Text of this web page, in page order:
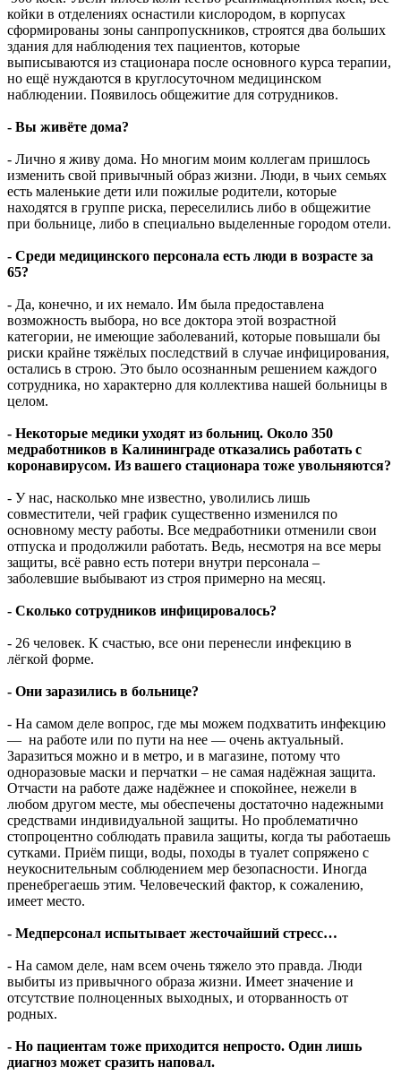
койки в отделениях оснастили кислородом, в корпусах
сформированы зоны санпропускников, строятся два больших
здания для наблюдения тех пациентов, которые
выписываются из стационара после основного курса терапии,
но ещё нуждаются в круглосуточном медицинском
наблюдении. Появилось общежитие для сотрудников.
- Вы живёте дома?
- Лично я живу дома. Но многим моим коллегам пришлось
изменить свой привычный образ жизни. Люди, в чьих семьях
есть маленькие дети или пожилые родители, которые
находятся в группе риска, переселились либо в общежитие
при больнице, либо в специально выделенные городом отели.
- Среди медицинского персонала есть люди в возрасте за
65?
- Да, конечно, и их немало. Им была предоставлена
возможность выбора, но все доктора этой возрастной
категории, не имеющие заболеваний, которые повышали бы
риски крайне тяжёлых последствий в случае инфицирования,
остались в строю. Это было осознанным решением каждого
сотрудника, но характерно для коллектива нашей больницы в
целом.
- Некоторые медики уходят из больниц. Около 350
медработников в Калининграде отказались работать с
коронавирусом. Из вашего стационара тоже увольняются?
- У нас, насколько мне известно, уволились лишь
совместители, чей график существенно изменился по
основному месту работы. Все медработники отменили свои
отпуска и продолжили работать. Ведь, несмотря на все меры
защиты, всё равно есть потери внутри персонала –
заболевшие выбывают из строя примерно на месяц.
- Сколько сотрудников инфицировалось?
- 26 человек. К счастью, все они перенесли инфекцию в
лёгкой форме.
- Они заразились в больнице?
- На самом деле вопрос, где мы можем подхватить инфекцию
— на работе или по пути на нее — очень актуальный.
Заразиться можно и в метро, и в магазине, потому что
одноразовые маски и перчатки – не самая надёжная защита.
Отчасти на работе даже надёжнее и спокойнее, нежели в
любом другом месте, мы обеспечены достаточно надежными
средствами индивидуальной защиты. Но проблематично
стопроцентно соблюдать правила защиты, когда ты работаешь
сутками. Приём пищи, воды, походы в туалет сопряжено с
неукоснительным соблюдением мер безопасности. Иногда
пренебрегаешь этим. Человеческий фактор, к сожалению,
имеет место.
- Медперсонал испытывает жесточайший стресс…
- На самом деле, нам всем очень тяжело это правда. Люди
выбиты из привычного образа жизни. Имеет значение и
отсутствие полноценных выходных, и оторванность от
родных.
- Но пациентам тоже приходится непросто. Один лишь
диагноз может сразить наповал.